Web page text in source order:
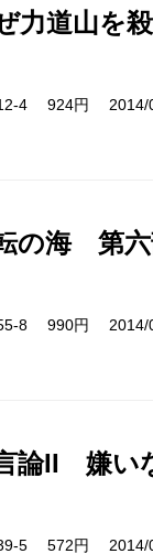
力道山を
4 924円 2014/
の海 第
8 990円 2014/
論II 嫌い
5 572円 2014/